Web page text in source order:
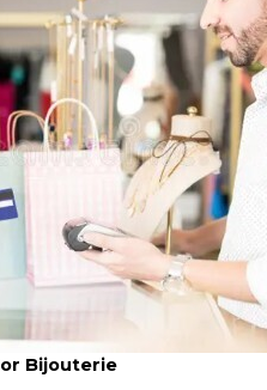
Bijouterie